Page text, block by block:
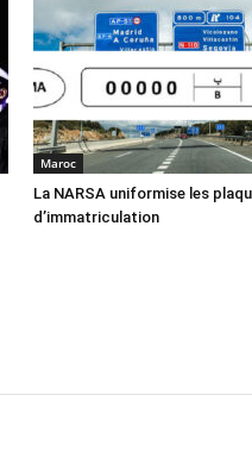
Maroc
La NARSA uniformise les
d’immatriculation